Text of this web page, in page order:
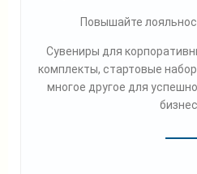
Повышайте
Сувениры для
комплекты, стартовые
многое другое для